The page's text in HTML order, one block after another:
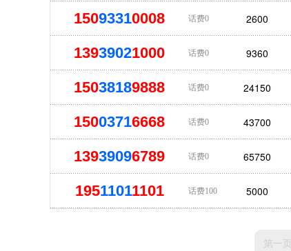
15093310008 话费0 2600
13939021000 话费0 9360
15038189888 话费0 24150
15003716668 话费0 43700
13939096789 话费0 65750
19511011101 话费100 5000
第一页